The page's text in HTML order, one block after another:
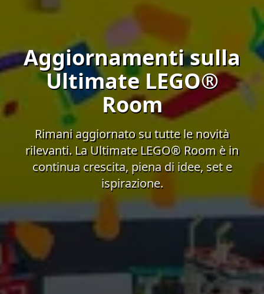
Aggiornamenti sulla
Ultimate LEGO®
Room
Rimani aggiornato su tutte le novità
rilevanti. La Ultimate LEGO® Room è in
continua crescita, piena di idee, set e
ispirazione.